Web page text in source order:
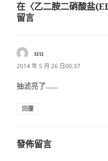
在〈乙二胺二硝酸盐
留言
uu
示:
2014 年 5 月 26 日00:37
抽滤亮了……
回覆
發佈留言